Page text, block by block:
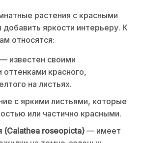
растения с красными
яркости интерьеру. К
относятся:
— известен своими
красного,
на листьях.
с яркими листьями, которые
или частично красными.
(Calathea roseopicta) — имеет